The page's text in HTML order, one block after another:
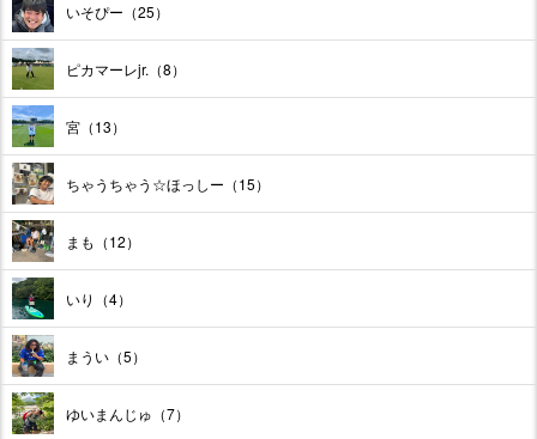
いそぴー（25）
ピカマーレjr.（8）
宮（13）
ちゃうちゃう☆ほっしー（15）
まも（12）
いり（4）
まうい（5）
ゆいまんじゅ（7）